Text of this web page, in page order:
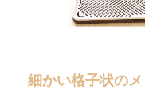
細かい格子状の